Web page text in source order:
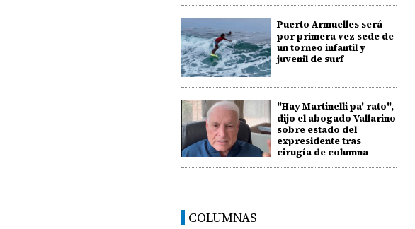
Puerto Armuelles será
por primera vez sede de
un torneo infantil y
juvenil de surf
"Hay Martinelli pa' rato",
dijo el abogado Vallarino
sobre estado del
expresidente tras
cirugía de columna
COLUMNAS